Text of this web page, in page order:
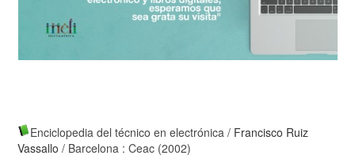
Enciclopedia del técnico en electrónica / Francisco Ruiz
Vassallo / Barcelona : Ceac (2002)